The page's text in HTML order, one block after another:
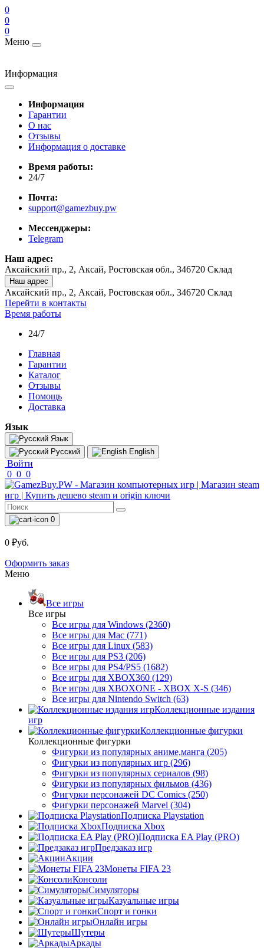
0
0
0
Меню
Информация
Информация
Гарантии
О нас
Отзывы
Информация о доставке
Время работы:
24/7
Почта:
support@gamezbuy.pw
Мессенджеры:
Telegram
Наш адрес:
Аксайский пр., 2, Аксай, Ростовская обл., 346720 Склад
Наш адрес
Аксайский пр., 2, Аксай, Ростовская обл., 346720 Склад
Перейти в контакты
Время работы
24/7
Главная
Гарантии
Каталог
Отзывы
Помощь
Доставка
Язык
Язык
Русский
English
Войти
0 0 0
0
0 ₽уб.
Оформить заказ
Меню
Все игры
Все игры
Все игры для Windows (2360)
Все игры для Mac (771)
Все игры для Linux (583)
Все игры для PS3 (206)
Все игры для PS4/PS5 (1682)
Все игры для XBOX360 (129)
Все игры для XBOXONE - XBOX X-S (346)
Все игры для Nintendo Switch (63)
Коллекционные издания
игр
Коллекционные фигурки
Коллекционные фигурки
Фигурки из популярных аниме,манга (205)
Фигурки из популярных игр (296)
Фигурки из популярных сериалов (98)
Фигурки из популярных фильмов (436)
Фигурки персонажей DC Comics (250)
Фигурки персонажей Marvel (304)
Подписка Playstation
Подписка Xbox
Подписка EA Play (PRO)
Предзаказ игр
Акции
Монеты FIFA 23
Консоли
Симуляторы
Казуальные игры
Спорт и гонки
Онлайн игры
Шутеры
Аркады